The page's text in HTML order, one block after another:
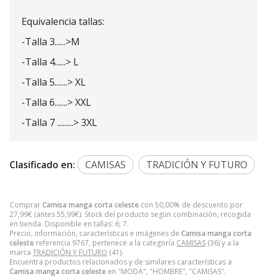
ComprarCamisa manga corta celeste con 50,00% de descuento por
27,99€ (antes55,99€). Stock del producto según combinación, recogida
en tienda. Disponible en tallas: 6; 7.
Precio, información, características e imágenes de Camisa manga corta
celeste referencia 9767, pertenece a la categoría CAMISAS (36) y a la
marca TRADICIÓN Y FUTURO (41).
Encuentra productos relacionados y de similares características a
Camisa manga corta celeste en "MODA", "HOMBRE", "CAMISAS".
Equivalencia tallas:
-Talla 3......>M
-Talla 4......> L
-Talla 5.......> XL
-Talla 6.......> XXL
-Talla 7 .........> 3XL
Clasificado en: CAMISAS TRADICIÓN Y FUTURO